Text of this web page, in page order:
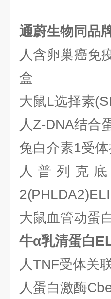
通蔚生物同品
人含卵巢癌免
盒
大鼠L选择素
人Z-DNA结合
兔白介素1受
人普列克
大鼠血管动蛋
牛α乳清蛋白
人TNF受体关
人蛋白激酶